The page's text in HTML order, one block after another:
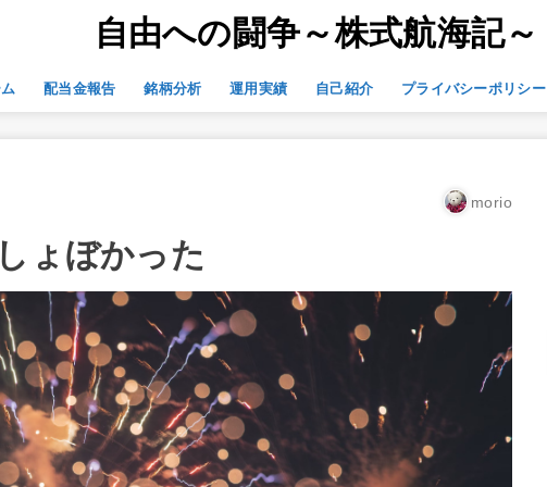
自由への闘争～株式航海記～
配当金報告 銘柄分析 運用実績 自己紹介 プライバシーポリシー
morio
ょぼかった